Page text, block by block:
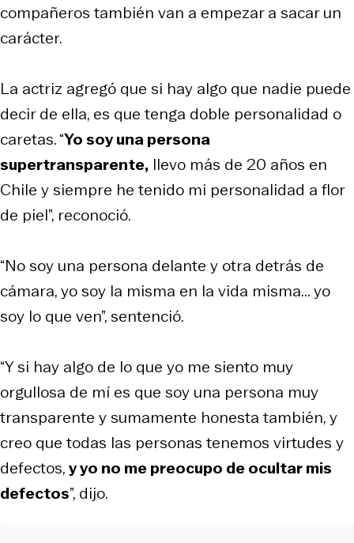
compañeros también van a empezar a sacar un
carácter.
La actriz agregó que si hay algo que nadie puede
decir de ella, es que tenga doble personalidad o
caretas. “Yo soy una persona
supertransparente, llevo más de 20 años en
Chile y siempre he tenido mi personalidad a flor
de piel”, reconoció.
“No soy una persona delante y otra detrás de
cámara, yo soy la misma en la vida misma... yo
soy lo que ven”, sentenció.
“Y si hay algo de lo que yo me siento muy
orgullosa de mí es que soy una persona muy
transparente y sumamente honesta también, y
creo que todas las personas tenemos virtudes y
defectos,y yo no me preocupo de ocultar mis
defectos”, dijo.